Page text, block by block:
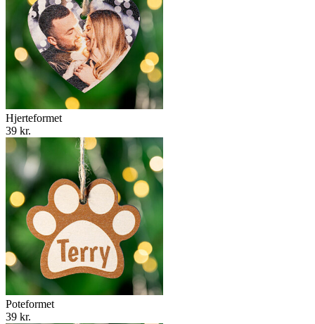
Hjerteformet
39 kr.
Poteformet
39 kr.